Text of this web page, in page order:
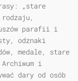
„stare
parafii i
odznaki
medale, stare
i
dary od osób